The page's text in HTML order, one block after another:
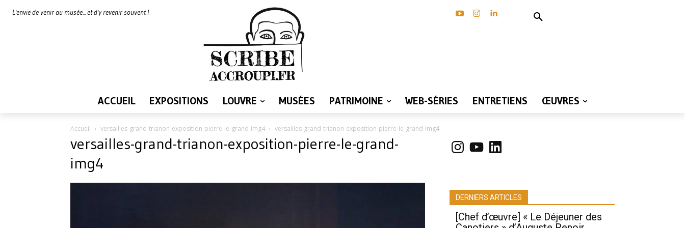
L'envie de venir au musée... et d'y revenir souvent !
ACCUEIL EXPOSITIONS LOUVRE MUSÉES PATRIMOINE WEB-SÉRIES ENTRETIENS ŒUVRES
Accueil versailles-grand-trianon-exposition-pierre-le-grand-img4 versailles-grand-trianon-exposition-pierre-le-grand-img4
versailles-grand-trianon-exposition-pierre-le-grand-
img4
Instagram
YouTubeLinkedIn
DERNIERS ARTICLES
[Chef d’œuvre] « Le Déjeuner des